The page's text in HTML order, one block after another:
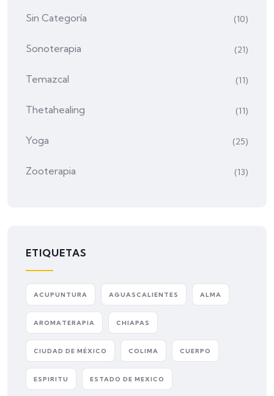
Sin Categoría (10)
Sonoterapia (21)
Temazcal (11)
Thetahealing (11)
Yoga (25)
Zooterapia (13)
ETIQUETAS
ACUPUNTURA AGUASCALIENTES ALMA
AROMATERAPIA CHIAPAS
CIUDAD DE MÉXICO COLIMA CUERPO
ESPIRITU ESTADO DE MEXICO